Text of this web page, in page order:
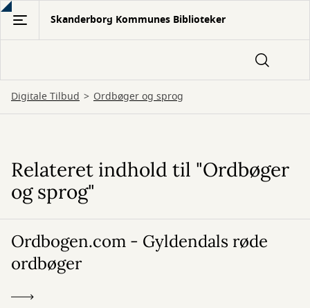
Gå
hovedindhold
Skanderborg Kommunes Biblioteker
Digitale Tilbud Ordbøger og sprog
Ordbøger
og
sprog
Relateret indhold til "Ordbøger
og sprog"
Ordbogen.com - Gyldendals røde
ordbøger